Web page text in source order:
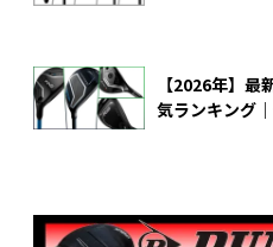
【2026年】
気ランキング